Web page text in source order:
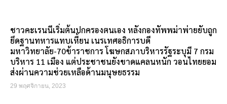
ชาวคะเรนนีเริ่มต้นปกครองตนเอง หลังกองทัพพม่าพ่ายยับถูก
ยึดฐานทหารแทบเหี้ยน เนรเทศอธิการบดี
มหาวิทยาลัย-70ข้าราชการ โฆษกสภาบริหารรัฐระบุมี 7 กรม
บริหาร 11 เมือง แต่ประชาชนยังขาดแคลนหนัก วอนไทยยอม
ส่งผ่านความช่วยเหลือด้านมนุษยธรรม
29 พฤศจิกายน, 2023